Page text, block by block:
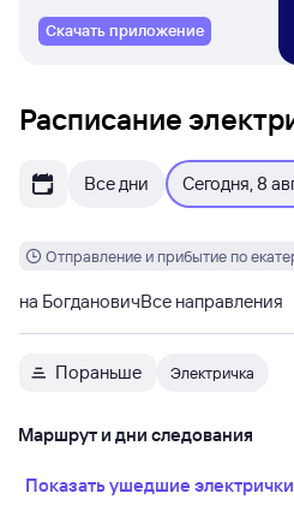
Скачать приложение
Расписание
Все дни Сегодня, 8
Отправление и прибытие по
на БогдановичВсе направления
Пораньше Электричка
Маршрут и дни следования
Показать ушедшие электрички